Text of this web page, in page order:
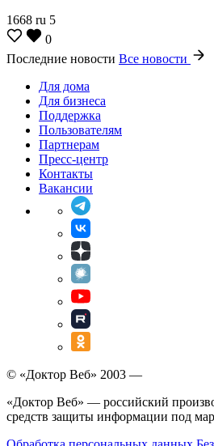
1668 ru 5
0
Последние новости Все новости
Для дома
Для бизнеса
Поддержка
Пользователям
Партнерам
Пресс-центр
Контакты
Вакансии
© «Доктор Веб» 2003 —
«Доктор Веб» — российский
средств защиты информации под